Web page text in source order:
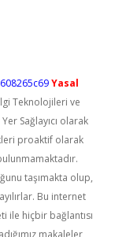
Yasal
Teknolojileri ve
Sağlayıcı olarak
proaktif olarak
taşımakta olup,
Bu internet
ile hiçbir bağlantısı
makaleler